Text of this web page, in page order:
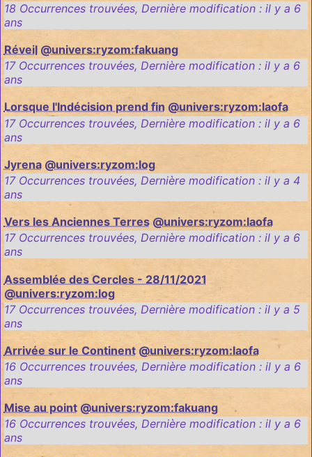
18 Occurrences trouvées, Dernière modification : il y a 6
ans
Réveil @univers:ryzom:fakuang
17 Occurrences trouvées, Dernière modification : il y a 6
ans
Lorsque l'Indécision prend fin @univers:ryzom:laofa
17 Occurrences trouvées, Dernière modification : il y a 6
ans
Jyrena @univers:ryzom:log
17 Occurrences trouvées, Dernière modification : il y a 4
ans
Vers les Anciennes Terres @univers:ryzom:laofa
17 Occurrences trouvées, Dernière modification : il y a 6
ans
Assemblée des Cercles - 28/11/2021
@univers:ryzom:log
17 Occurrences trouvées, Dernière modification : il y a 5
ans
Arrivée sur le Continent @univers:ryzom:laofa
16 Occurrences trouvées, Dernière modification : il y a 6
ans
Mise au point @univers:ryzom:fakuang
16 Occurrences trouvées, Dernière modification : il y a 6
ans